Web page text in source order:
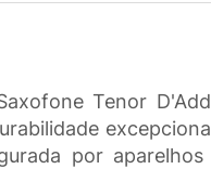
Tenor
por